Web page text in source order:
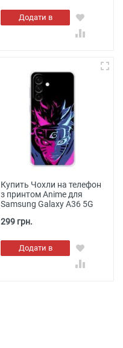
Додати в
кошик
Купить Чохли на телефон
з принтом Anime для
Samsung Galaxy A36 5G
299 грн.
Додати в
кошик